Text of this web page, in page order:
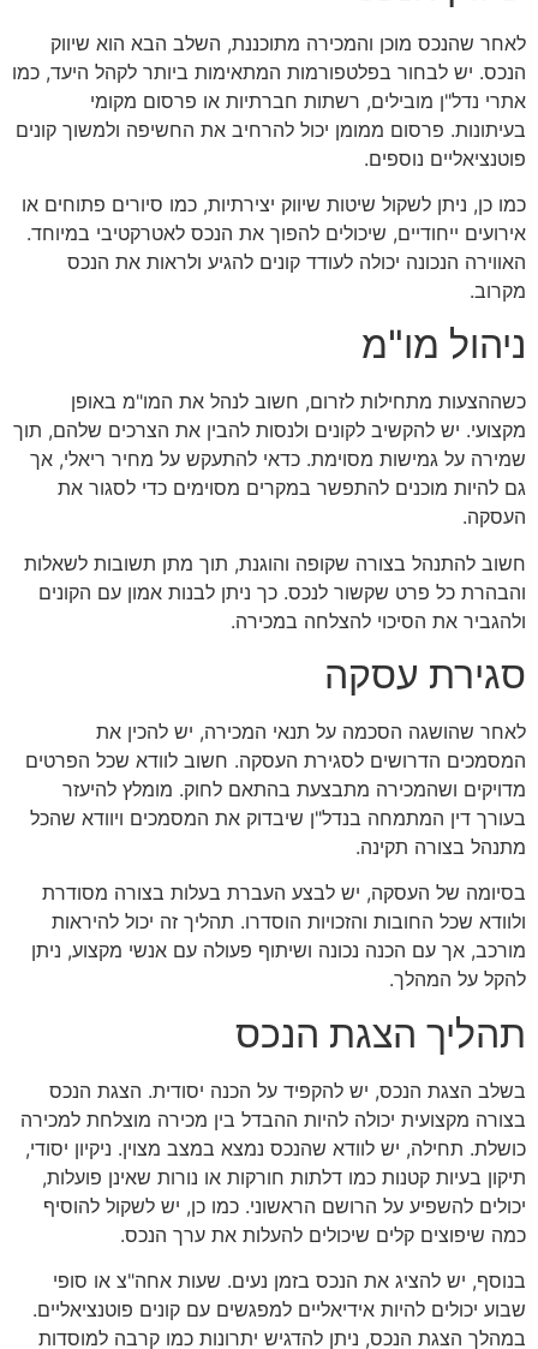
לאחר שהנכס מוכן והמכירה מתוכננת, השלב הבא הוא שיווק
הנכס. יש לבחור בפלטפורמות המתאימות ביותר לקהל היעד, כמו
אתרי נדל"ן מובילים, רשתות חברתיות או פרסום מקומי
בעיתונות. פרסום ממומן יכול להרחיב את החשיפה ולמשוך קונים
פוטנציאליים נוספים.
כמו כן, ניתן לשקול שיטות שיווק יצירתיות, כמו סיורים פתוחים או
אירועים ייחודיים, שיכולים להפוך את הנכס לאטרקטיבי במיוחד.
האווירה הנכונה יכולה לעודד קונים להגיע ולראות את הנכס
מקרוב.
ניהול מו"מ
כשההצעות מתחילות לזרום, חשוב לנהל את המו"מ באופן
מקצועי. יש להקשיב לקונים ולנסות להבין את הצרכים שלהם, תוך
שמירה על גמישות מסוימת. כדאי להתעקש על מחיר ריאלי, אך
גם להיות מוכנים להתפשר במקרים מסוימים כדי לסגור את
העסקה.
חשוב להתנהל בצורה שקופה והוגנת, תוך מתן תשובות לשאלות
והבהרת כל פרט שקשור לנכס. כך ניתן לבנות אמון עם הקונים
ולהגביר את הסיכוי להצלחה במכירה.
סגירת עסקה
לאחר שהושגה הסכמה על תנאי המכירה, יש להכין את
המסמכים הדרושים לסגירת העסקה. חשוב לוודא שכל הפרטים
מדויקים ושהמכירה מתבצעת בהתאם לחוק. מומלץ להיעזר
בעורך דין המתמחה בנדל"ן שיבדוק את המסמכים ויוודא שהכל
מתנהל בצורה תקינה.
בסיומה של העסקה, יש לבצע העברת בעלות בצורה מסודרת
ולוודא שכל החובות והזכויות הוסדרו. תהליך זה יכול להיראות
מורכב, אך עם הכנה נכונה ושיתוף פעולה עם אנשי מקצוע, ניתן
להקל על המהלך.
תהליך הצגת הנכס
בשלב הצגת הנכס, יש להקפיד על הכנה יסודית. הצגת הנכס
בצורה מקצועית יכולה להיות ההבדל בין מכירה מוצלחת למכירה
כושלת. תחילה, יש לוודא שהנכס נמצא במצב מצוין. ניקיון יסודי,
תיקון בעיות קטנות כמו דלתות חורקות או נורות שאינן פועלות,
יכולים להשפיע על הרושם הראשוני. כמו כן, יש לשקול להוסיף
כמה שיפוצים קלים שיכולים להעלות את ערך הנכס.
בנוסף, יש להציג את הנכס בזמן נעים. שעות אחה"צ או סופי
שבוע יכולים להיות אידיאליים למפגשים עם קונים פוטנציאליים.
במהלך הצגת הנכס, ניתן להדגיש יתרונות כמו קרבה למוסדות